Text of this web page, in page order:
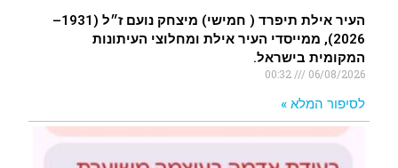
העיר אילת תיפרד ( חמישי) מיצחק נועם ז״ל (1931–
2026), ממייסדי העיר אילת ומחלוצי העיתונות
המקומית בישראל.
06/08/2026
00:32
לסיפור המלא »